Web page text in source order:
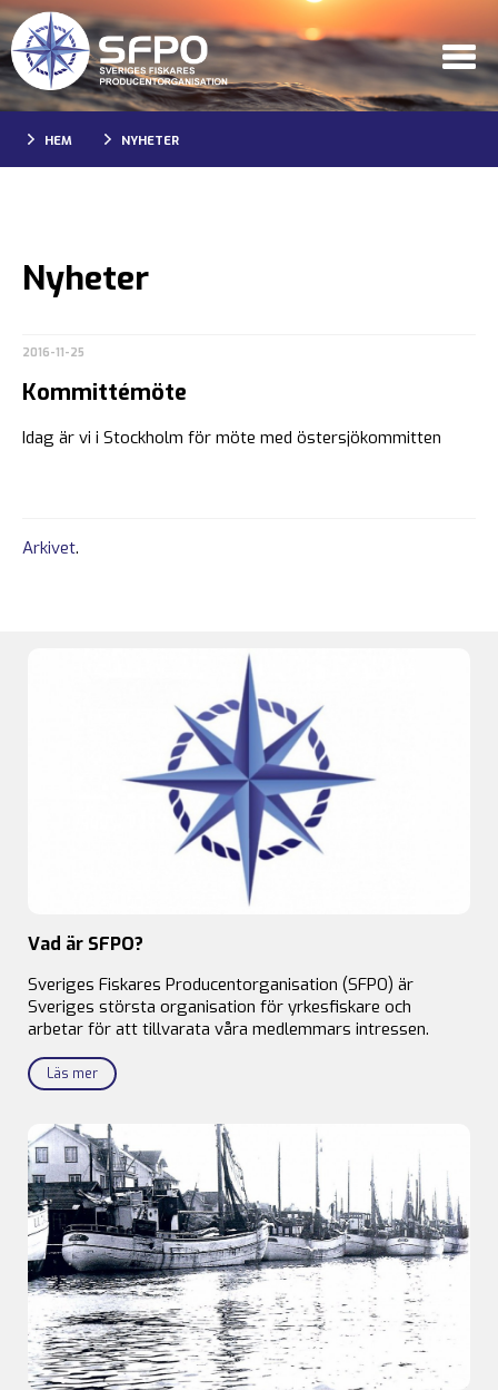
HEM NYHETER
Nyheter
2016-11-25
Kommittémöte
Idag är vi i Stockholm för möte med östersjökommitten
Arkivet.
Vad är SFPO?
Sveriges Fiskares Producentorganisation (SFPO) är
Sveriges största organisation för yrkesfiskare och
arbetar för att tillvarata våra medlemmars intressen.
Läs mer